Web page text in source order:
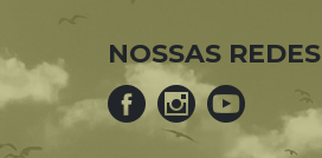
NOSSAS REDES